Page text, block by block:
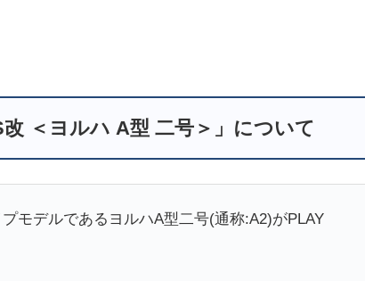
＜ヨルハ A型 二号＞」について
モデルであるヨルハA型二号(通称:A2)がPLAY